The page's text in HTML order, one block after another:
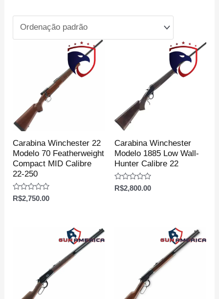
Carabina Winchester 22
Modelo 70 Featherweight
Compact MID Calibre
22-250
Avaliação
R$2,750.00
Carabina Winchester
Modelo 1885 Low Wall-
Hunter Calibre 22
Avaliação
R$2,800.00